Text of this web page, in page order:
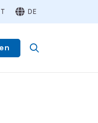
DE